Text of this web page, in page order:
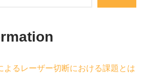
よるレーザー切断における課題とは